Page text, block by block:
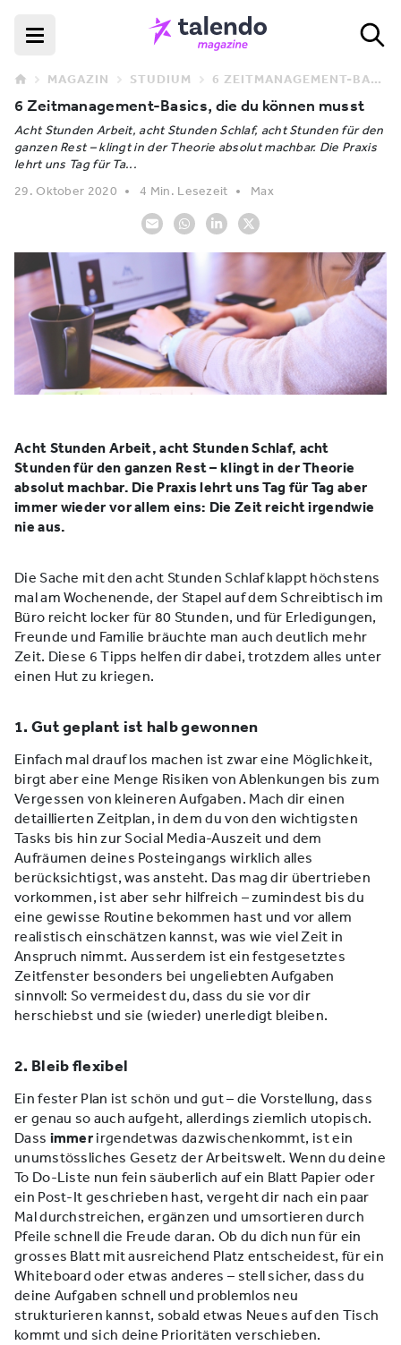
MAGAZIN STUDIUM 6 ZEITMANAGEMENT-BASICS, DIE DU KÖNNEN MUSST
6 Zeitmanagement-Basics, die du können musst
Acht Stunden Arbeit, acht Stunden Schlaf, acht Stunden für den
ganzen Rest – klingt in der Theorie absolut machbar. Die Praxis
lehrt uns Tag für Ta...
29. Oktober 2020
4 Min. Lesezeit Max
Acht Stunden Arbeit, acht Stunden Schlaf, acht
Stunden für den ganzen Rest – klingt in der Theorie
absolut machbar. Die Praxis lehrt uns Tag für Tag aber
immer wieder vor allem eins: Die Zeit reicht irgendwie
nie aus.
Die Sache mit den acht Stunden Schlaf klappt höchstens
mal am Wochenende, der Stapel auf dem Schreibtisch im
Büro reicht locker für 80 Stunden, und für Erledigungen,
Freunde und Familie bräuchte man auch deutlich mehr
Zeit. Diese 6 Tipps helfen dir dabei, trotzdem alles unter
einen Hut zu kriegen.
1. Gut geplant ist halb gewonnen
Einfach mal drauf los machen ist zwar eine Möglichkeit,
birgt aber eine Menge Risiken von Ablenkungen bis zum
Vergessen von kleineren Aufgaben. Mach dir einen
detaillierten Zeitplan, in dem du von den wichtigsten
Tasks bis hin zur Social Media-Auszeit und dem
Aufräumen deines Posteingangs wirklich alles
berücksichtigst, was ansteht. Das mag dir übertrieben
vorkommen, ist aber sehr hilfreich – zumindest bis du
eine gewisse Routine bekommen hast und vor allem
realistisch einschätzen kannst, was wie viel Zeit in
Anspruch nimmt. Ausserdem ist ein festgesetztes
Zeitfenster besonders bei ungeliebten Aufgaben
sinnvoll: So vermeidest du, dass du sie vor dir
herschiebst und sie (wieder) unerledigt bleiben.
2. Bleib flexibel
Ein fester Plan ist schön und gut – die Vorstellung, dass
er genau so auch aufgeht, allerdings ziemlich utopisch.
Dass immer irgendetwas dazwischenkommt, ist ein
unumstössliches Gesetz der Arbeitswelt. Wenn du deine
To Do-Liste nun fein säuberlich auf ein Blatt Papier oder
ein Post-It geschrieben hast, vergeht dir nach ein paar
Mal durchstreichen, ergänzen und umsortieren durch
Pfeile schnell die Freude daran. Ob du dich nun für ein
grosses Blatt mit ausreichend Platz entscheidest, für ein
Whiteboard oder etwas anderes – stell sicher, dass du
deine Aufgaben schnell und problemlos neu
strukturieren kannst, sobald etwas Neues auf den Tisch
kommt und sich deine Prioritäten verschieben.